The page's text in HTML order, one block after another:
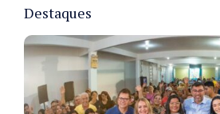
Destaques